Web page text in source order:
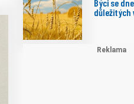
Býci se
důležitých